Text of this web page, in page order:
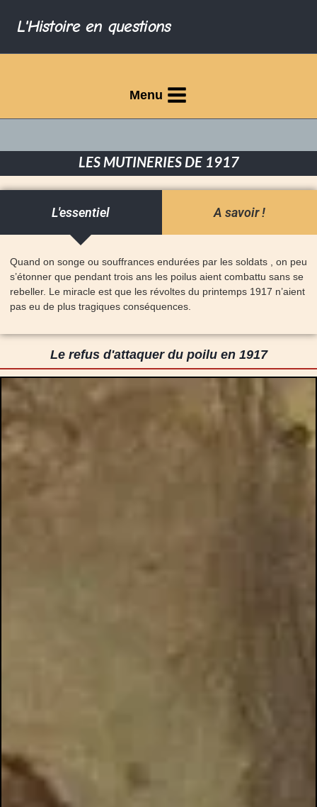
L'Histoire en questions
Menu
LES MUTINERIES DE 1917
L'essentiel A savoir !
Quand on songe ou souffrances endurées par les soldats , on peu
s’étonner que pendant trois ans les poilus aient combattu sans se
rebeller. Le miracle est que les révoltes du printemps 1917 n’aient
pas eu de plus tragiques conséquences.
Le refus d'attaquer du poilu en 1917